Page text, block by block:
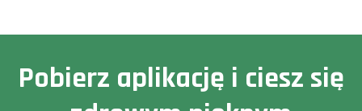
Pobierz aplikację i ciesz się